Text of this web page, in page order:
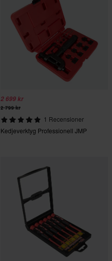
2 699 kr
2 799 kr
1 Recensioner
Kedjeverktyg Professionell JMP